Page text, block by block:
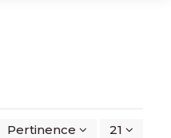
Pertinence 21